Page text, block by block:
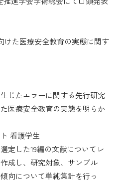
けた医療安全教育の実態に関す
じたエラーに関する先行研究
医療安全教育の実態を明らか
看護学生
定した19編の文献についてレ
成し、研究対象、サンプル
向について単純集計を行っ